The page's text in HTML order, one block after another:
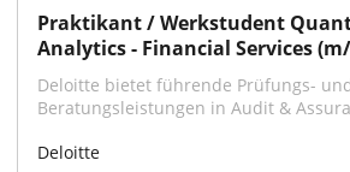
Praktikant / Werkstudent
Analytics - Financial Services
Deloitte bietet führende Prüfungs-
Beratungsleistungen in Audit &
Deloitte